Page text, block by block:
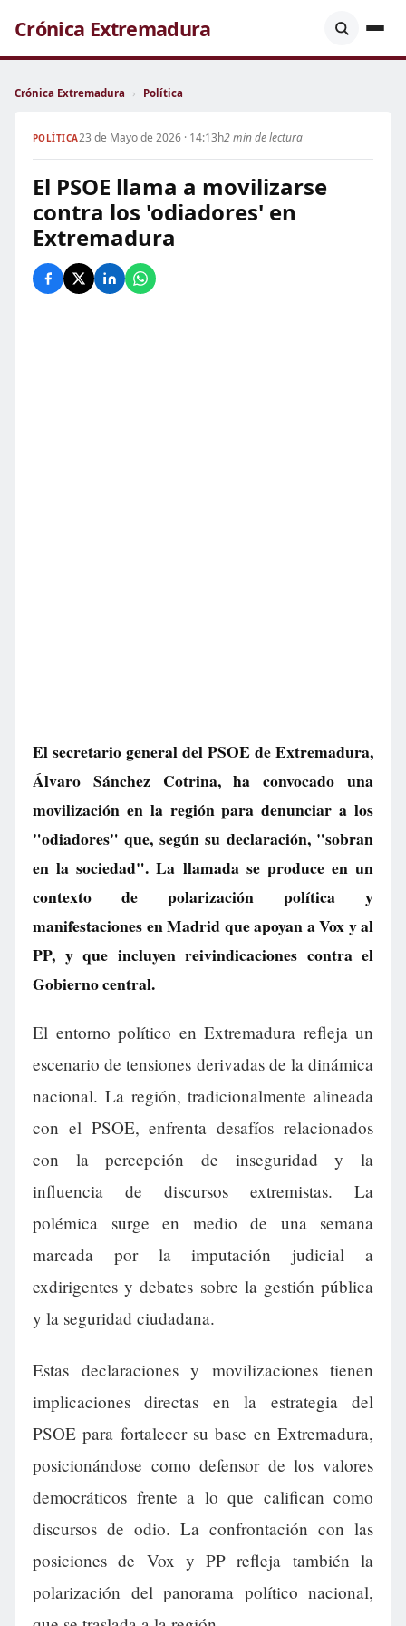
Crónica Extremadura
Crónica Extremadura › Política
POLÍTICA23 de Mayo de 2026 · 14:13h2 min de lectura
El PSOE llama a movilizarse
contra los 'odiadores' en
Extremadura
El secretario general del PSOE de Extremadura,
Álvaro Sánchez Cotrina, ha convocado una
movilización en la región para denunciar a los
"odiadores" que, según su declaración, "sobran
en la sociedad". La llamada se produce en un
contexto de polarización política y
manifestaciones en Madrid que apoyan a Vox y al
PP, y que incluyen reivindicaciones contra el
Gobierno central.
El entorno político en Extremadura refleja un
escenario de tensiones derivadas de la dinámica
nacional. La región, tradicionalmente alineada
con el PSOE, enfrenta desafíos relacionados
con la percepción de inseguridad y la
influencia de discursos extremistas. La
polémica surge en medio de una semana
marcada por la imputación judicial a
exdirigentes y debates sobre la gestión pública
y la seguridad ciudadana.
Estas declaraciones y movilizaciones tienen
implicaciones directas en la estrategia del
PSOE para fortalecer su base en Extremadura,
posicionándose como defensor de los valores
democráticos frente a lo que califican como
discursos de odio. La confrontación con las
posiciones de Vox y PP refleja también la
polarización del panorama político nacional,